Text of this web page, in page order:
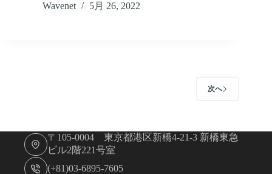
Wavenet
5月 26, 2022
次へ
〒105-0004 東京都港区新橋4-21-3 新橋東急
ビル2階221号室
(+81)03-6895-7605